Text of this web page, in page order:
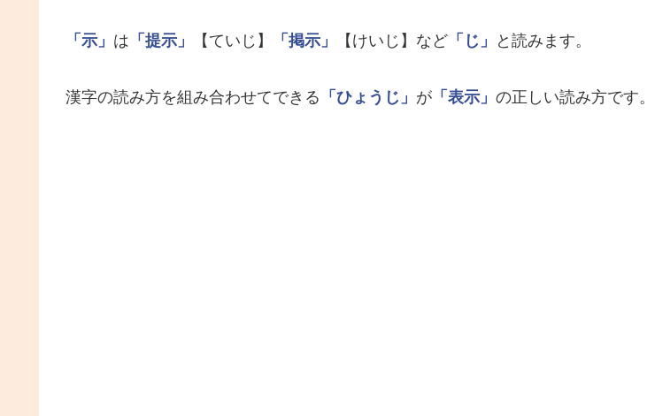
「示」 は 「提示」 【ていじ】 「掲示」 【けいじ】など 「じ」 と読みます。
漢字の読み方を組み合わせてできる 「ひょうじ」 が 「表示」 の正しい読み方です。